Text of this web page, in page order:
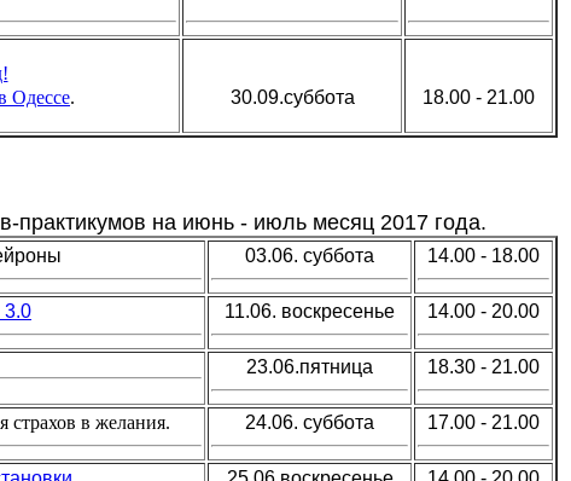
Одессе. 30.09.суббота 18.00 - 21.00
практикумов на июнь - июль месяц 2017 года.
03.06. суббота 14.00 - 18.00
3.0 11.06. воскресенье 14.00 - 20.00
23.06.пятница 18.30 - 21.00
страхов в желания. 24.06. суббота 17.00 - 21.00